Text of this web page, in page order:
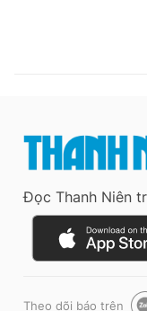
Đọc Thanh Niên
Theo dõi báo trên